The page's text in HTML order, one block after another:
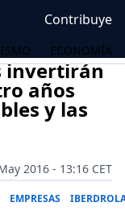
Contribuye
ECONOMÍA
invertirán
años
y las
2016 - 13:16 CET
EMPRESAS